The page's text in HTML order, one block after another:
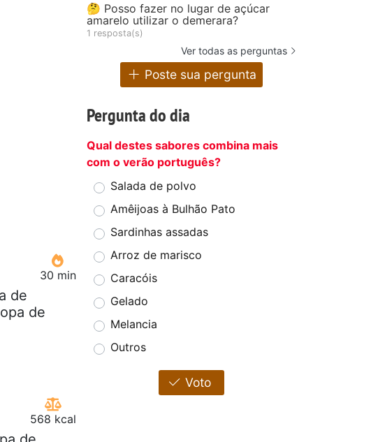
30 min
de
de
568 kcal
🤔 Posso fazer no lugar de açúcar
amarelo utilizar o demerara?
1 resposta(s)
Ver todas as perguntas
Poste sua pergunta
Pergunta do dia
Qual destes sabores combina mais
com o verão português?
Salada de polvo
Amêijoas à Bulhão Pato
Sardinhas assadas
Arroz de marisco
Caracóis
Gelado
Melancia
Outros
Voto